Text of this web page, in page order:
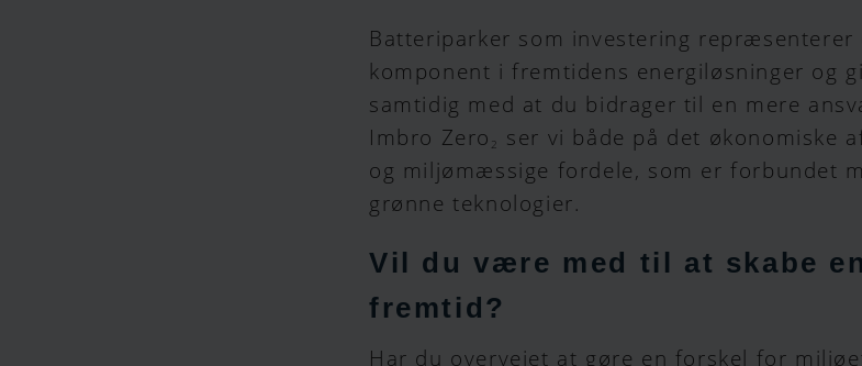
Batteriparker som investering repræsenterer
komponent i fremtidens energiløsninger og
samtidig med at du bidrager til en mere
Imbro Zero 2
ser vi både på det økonomiske
og miljømæssige fordele, som er forbundet
grønne teknologier.
Vil du være med til at skabe
fremtid?
Har du overvejet at gøre en forskel for